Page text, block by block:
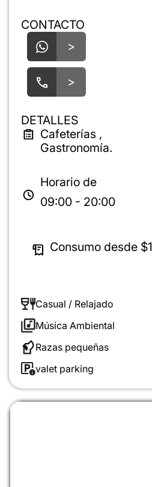
CONTACTO
>
>
DETALLES
Cafeterías ,
Gastronomía.
Horario de
09:00 - 20:00
Consumo desde $1
Casual / Relajado
Música Ambiental
Razas pequeñas
valet parking